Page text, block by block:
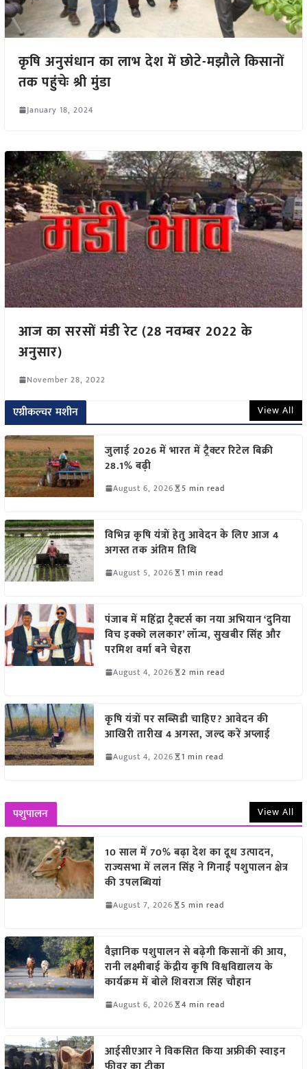
कृषि अनुसंधान का लाभ देश में छोटे-मझौले किसानों
तक पहुंचेः श्री मुंडा
January 18, 2024
आज का सरसों मंडी रेट (28 नवम्बर 2022 के
अनुसार)
November 28, 2022
एग्रीकल्चर मशीन View All
जुलाई 2026 में भारत में ट्रैक्टर रिटेल बिक्री
28.1% बढ़ी
August 6, 2026 5 min read
विभिन्न कृषि यंत्रों हेतु आवेदन के लिए आज 4
अगस्त तक अंतिम तिथि
August 5, 2026 1 min read
पंजाब में महिंद्रा ट्रैक्टर्स का नया अभियान ‘दुनिया
विच इक्को ललकार’ लॉन्च, सुखबीर सिंह और
परमिश वर्मा बने चेहरा
August 4, 2026 2 min read
कृषि यंत्रों पर सब्सिडी चाहिए? आवेदन की
आखिरी तारीख 4 अगस्त, जल्द करें अप्लाई
August 4, 2026 1 min read
पशुपालन View All
10 साल में 70% बढ़ा देश का दूध उत्पादन,
राज्यसभा में ललन सिंह ने गिनाईं पशुपालन क्षेत्र
की उपलब्धियां
August 7, 2026 5 min read
वैज्ञानिक पशुपालन से बढ़ेगी किसानों की आय,
रानी लक्ष्मीबाई केंद्रीय कृषि विश्वविद्यालय के
कार्यक्रम में बोले शिवराज सिंह चौहान
August 6, 2026 4 min read
आईसीएआर ने विकसित किया अफ्रीकी स्वाइन